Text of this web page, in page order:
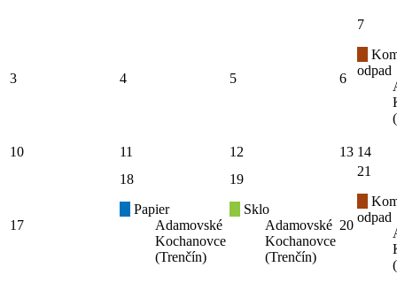
3 4 5 6
7
odpad
10 11 12 13 14
17
18
Papier
Adamovské
Kochanovce
(Trenčín)
19
Sklo
Adamovské
Kochanovce
(Trenčín)
20
21
odpad